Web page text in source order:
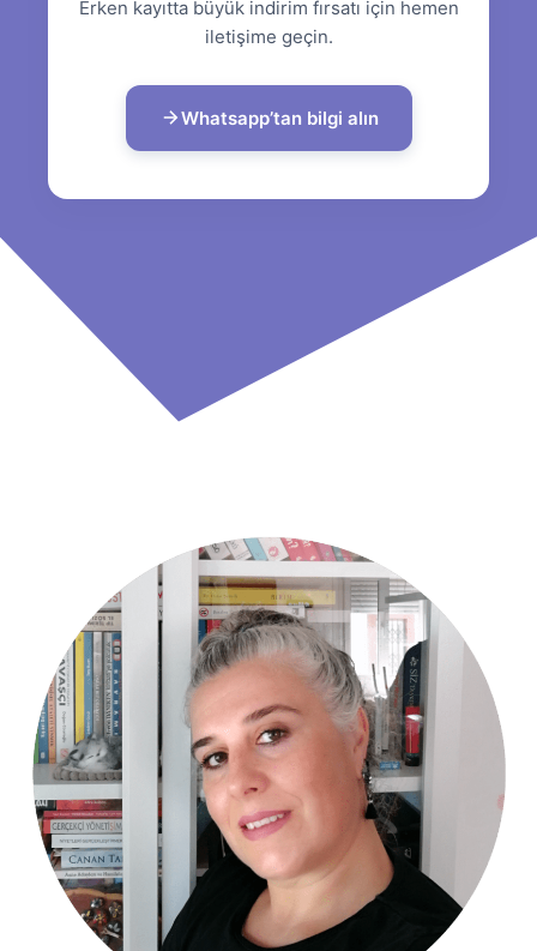
Erken kayıtta büyük indirim fırsatı için hemen
iletişime geçin.
Whatsapp’tan bilgi alın